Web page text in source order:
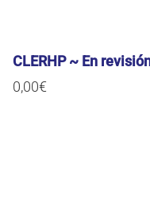
CLERHP ~ En
0,00€